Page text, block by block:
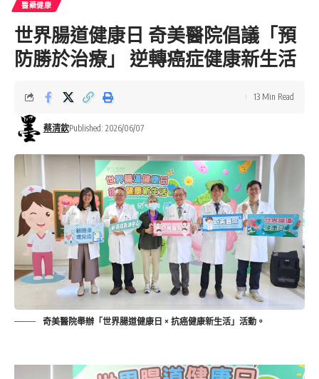
醫藥健康
世界腸道健康日 奇美醫院倡議「預
防勝於治療」 逆轉癌症健康新生活
蔡清欽Published: 2026/06/07
13 Min Read
奇美醫院舉辦「世界腸道健康日 × 抗癌健康新生活」活動。